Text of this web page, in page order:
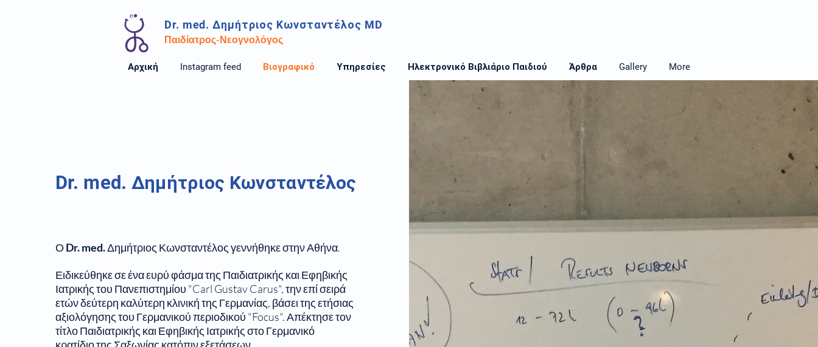
Dr. med.Δημήτριος Κωνσταντέλος MD
Παιδίατρος-Νεογνολόγος
Αρχική Instagram feed Βιογραφικό Υπηρεσίες Ηλεκτρονικό Βιβλιάριο Παιδιού Άρθρα Gallery More
Dr. med. Δημήτριος Κωνσταντέλος
Ο Dr. med.Δημήτριος Κωνσταντέλος γεννήθηκε στην Αθήνα.
Ειδικεύθηκε σε ένα ευρύ φάσμα της Παιδιατρικής και Εφηβικής
Ιατρικής του Πανεπιστημίου "Carl Gustav Carus", την επί σειρά
ετών δεύτερη καλύτερη κλινική της Γερμανίας, βάσει της ετήσιας
αξιολόγησης του Γερμανικού περιοδικού "Focus". Απέκτησε τον
τίτλο Παιδιατρικής και Εφηβικής Ιατρικής στο Γερμανικό